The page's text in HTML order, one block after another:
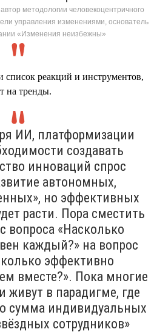
методологии человекоцентричного
управления изменениями, основатель
«Изменения неизбежны»
реакций и инструментов,
на тренды.
ИИ, платформизации
создавать
инноваций спрос
автономных,
но эффективных
расти. Пора сместить
вопроса «Насколько
каждый?» на вопрос
эффективно
вместе?». Пока многие
живут в парадигме, где
сумма индивидуальных
сотрудников»